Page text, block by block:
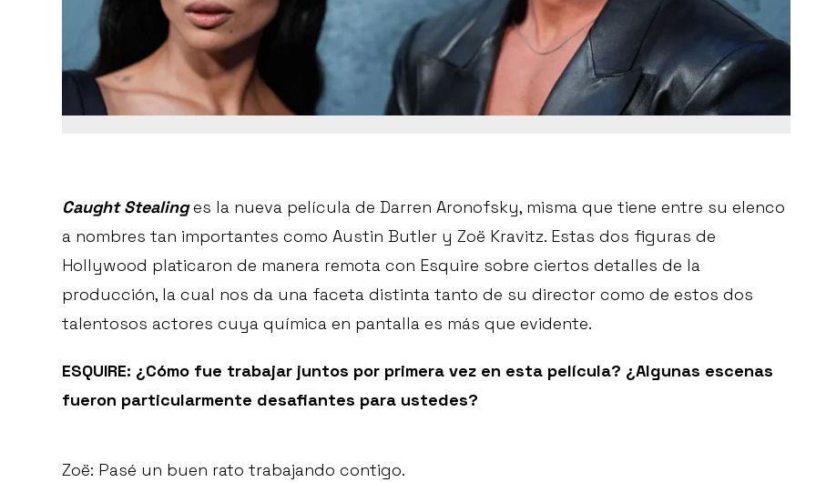
Caught Stealinges la nueva película de Darren Aronofsky, misma que tiene entre su elenco
a nombres tan importantes como Austin Butler y Zoë Kravitz. Estas dos figuras de
Hollywood platicaron de manera remota con Esquire sobre ciertos detalles de la
producción, la cual nos da una faceta distinta tanto de su director como de estos dos
talentosos actores cuya química en pantalla es más que evidente.
ESQUIRE: ¿Cómo fue trabajar juntos por primera vez en esta película? ¿Algunas escenas
fueron particularmente desafiantes para ustedes?
Zoë: Pasé un buen rato trabajando contigo.